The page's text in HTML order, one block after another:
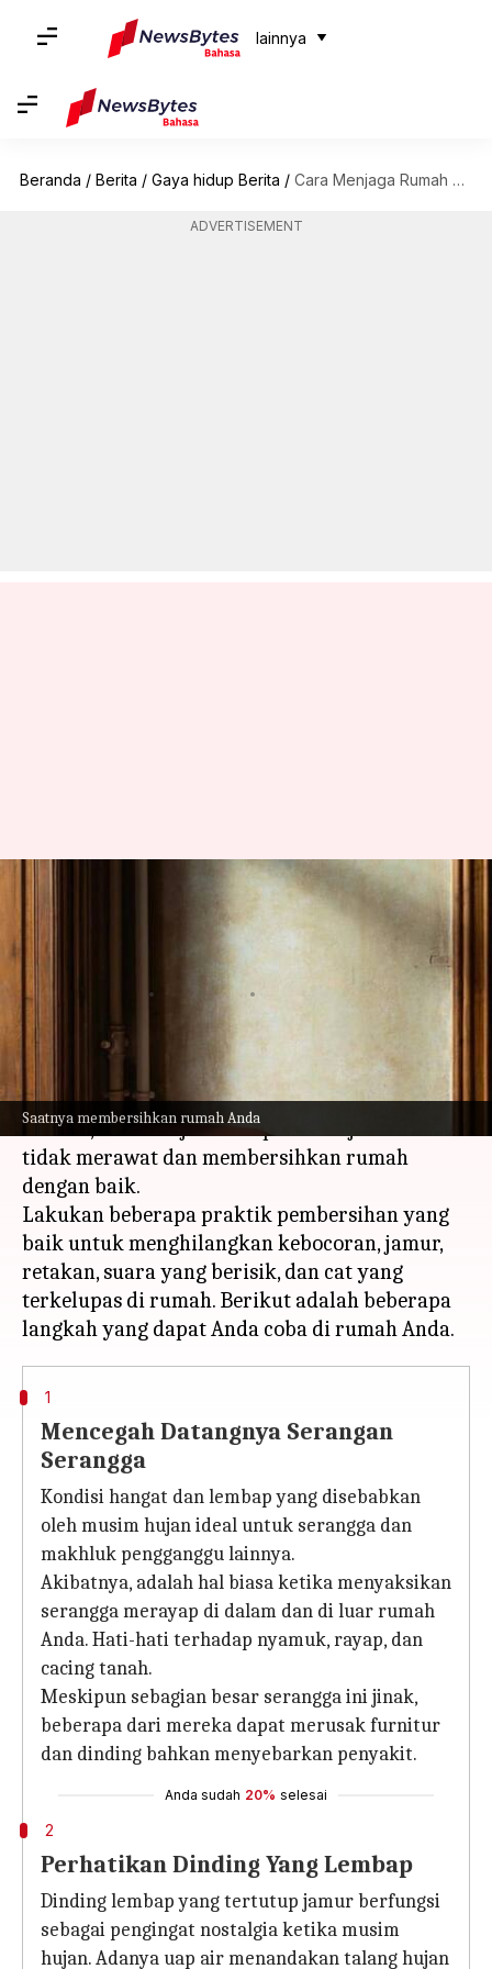
lainnya
Beranda / Berita / Gaya hidup Berita / Cara Menjaga Rumah Anda Tetap Segar Dan Bersih Selama Musim Hujan
ADVERTISEMENT
Saatnya membersihkan rumah Anda
Cara Menjaga Rumah Anda
Tetap Segar Dan Bersih Selama
Musim Hujan
menulis Jun 30, 2023
Musim hujan di sini membasuh semua panas.
Namun, bisa menjadi mimpi buruk jika Anda
tidak merawat dan membersihkan rumah
dengan baik.
Lakukan beberapa praktik pembersihan yang
baik untuk menghilangkan kebocoran, jamur,
retakan, suara yang berisik, dan cat yang
terkelupas di rumah. Berikut adalah beberapa
1
Mencegah Datangnya Serangan
Serangga
Kondisi hangat dan lembap yang disebabkan
oleh musim hujan ideal untuk serangga dan
makhluk pengganggu lainnya.
Akibatnya, adalah hal biasa ketika menyaksikan
serangga merayap di dalam dan di luar rumah
Anda. Hati-hati terhadap nyamuk, rayap, dan
cacing tanah.
Meskipun sebagian besar serangga ini jinak,
beberapa dari mereka dapat merusak furnitur
dan dinding bahkan menyebarkan penyakit.
Anda sudah 20% selesai
2
Perhatikan Dinding Yang Lembap
Dinding lembap yang tertutup jamur berfungsi
sebagai pengingat nostalgia ketika musim
hujan. Adanya uap air menandakan talang hujan